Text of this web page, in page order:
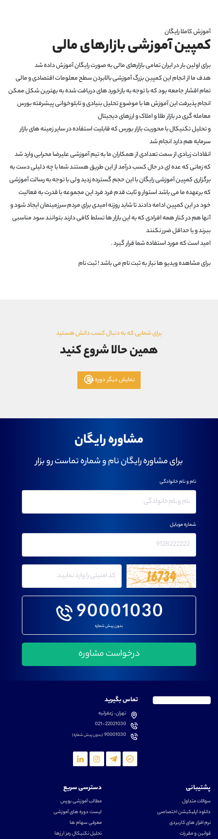
آموزش کاملا رایگان
کمپین آموزشی بازارهای مالی
برای اولین بار در ایران تمامی بازارهای مالی به صورت رایگان آموزش داده شد
هدف ما از انجام این کمپین بزرگ آموزشی بالابردن سطح معلومات اقتصادی و مالی
تمام اقشار جامعه بود که با توجه به بازخورد های دریافت شده به بهترین شکل ممکن
انجام پذیرفت این آموزش ها با موضوع تحلیل بنیادی و تابلوخوانی پیشرفته بورس
معامله گری در بازار طلا و املاک و ارزهای دیجیتال
و تحلیل تکنیکال با محوریت بازار بورس که قابلیت استفاده در سایر زمینه های بازار
سرمایه هم دارد انجام شد
انقادات زیادی از سمت تعدادی از همکاران ما به تیم آموزشی علیرضا محرابی وارد شد
که زمانی که عده ای در حال کسب درآمد از این طریق هستند شما با چه دلیلی دست به
برگزاری کمپین آموزشی رایگان با این حجم گسترده زدید ولی با توجه به رسالت آموزشی
که برعهده ما می باشد استوار و ثابت قدم فرد فرد این مجموعه با قدرت به فعالیت
خود در این کمپین ادامه دادند تا شاید روزنه امیدی برای مردم سرزمینمان ایجاد شود و
آنها هم در کنار همه افرادی که به این بازار ها تسلط کافی دارند بتوانند سود مناسبی
ببرند و یا حداقل ضرر نکنند
امید است که مورد استفاده شما قرار گیرد .
برای مشاهده ویدیو ها نیاز به ثبت نام می باشد !ثبت نام
برای شمایی که به دنبال کسب دانش هستید
همین حالا شروع کنید
نمایش دیگر دوره ها
مشاوره رایگان
برای مشاوره رایگان نام و شماره تماست رو بزار
90001030
بدون پیش شماره
نام و نام خانوادگی
شماره موبایل
تماس بگیرید
تهران، زعفرانیه
021-22021030
90001030(بدون پیش شماره)
پشتیبانی
سوالات متداول
دانلود اپلیکیشن اختصاصی
نرم افزار های کاربردی
قوانین و مقررات
دسترسی سریع
مطالب آموزشی بورس
لیست دوره های آموزشی
معرفی سهام ها
تحلیل تکنیکال رمز ارزها